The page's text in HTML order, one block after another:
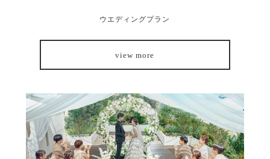
ウエディングプラン
view more